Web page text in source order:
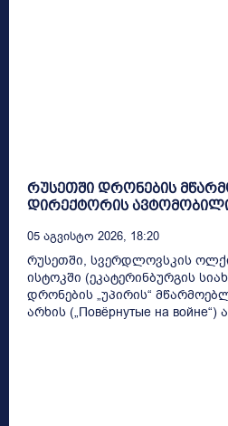
რუსეთში დრონების
დირექტორის
05 Აგვისტო 2026, 18:20
რუსეთში, სვერდლოვსკის
ისტოკში (ეკატერინბურგის
დრონების „უპირის“
არხის („Повёрнутые на войне“)